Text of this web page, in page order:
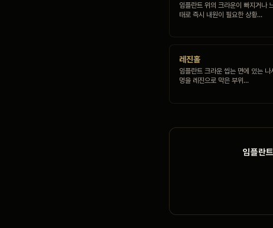
임플란트 위의 크라운이 빠지거나
태로 즉시 내원이 필요한 상황…
레진홀
임플란트 크라운 씹는 면에 있는 나
멍을 레진으로 막은 부위…
임플란